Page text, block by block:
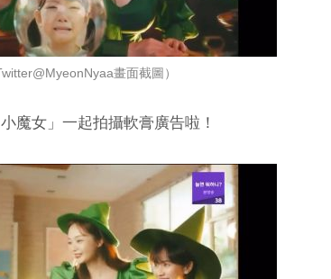
畫面截圖）
魔女」一起拍攝軟膏廣告啦！